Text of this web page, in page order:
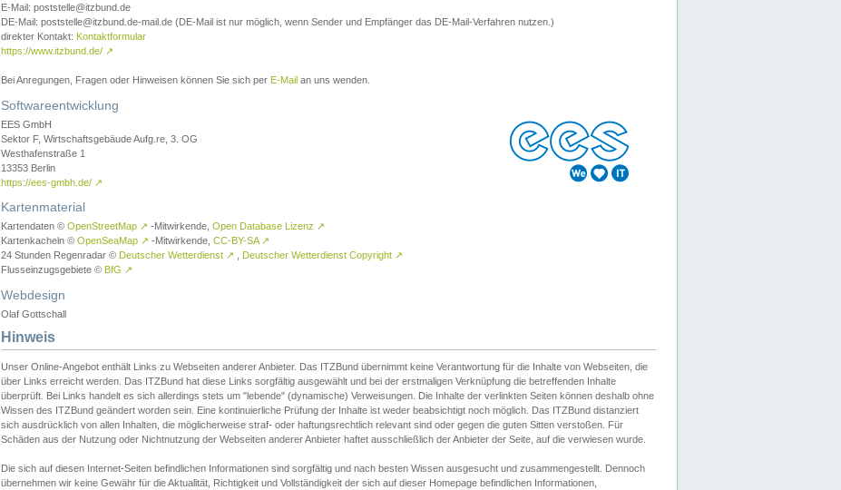
E-Mail: poststelle@itzbund.de
DE-Mail: poststelle@itzbund.de-mail.de (DE-Mail ist nur möglich, wenn Sender und Empfänger das DE-Mail-Verfahren nutzen.)
direkter Kontakt: Kontaktformular
https://www.itzbund.de/ ↗
Bei Anregungen, Fragen oder Hinweisen können Sie sich per E-Mail an uns wenden.
Softwareentwicklung
EES GmbH
Sektor F, Wirtschaftsgebäude Aufg.re, 3. OG
Westhafenstraße 1
13353 Berlin
https://ees-gmbh.de/ ↗
Kartenmaterial
Kartendaten © OpenStreetMap ↗ -Mitwirkende, Open Database Lizenz ↗
Kartenkacheln © OpenSeaMap ↗ -Mitwirkende, CC-BY-SA ↗
24 Stunden Regenradar © Deutscher Wetterdienst ↗ Deutscher Wetterdienst Copyright ↗
Flusseinzugsgebiete © BfG ↗
Webdesign
Olaf Gottschall
Hinweis
Unser Online-Angebot enthält Links zu Webseiten anderer Anbieter. Das ITZBund übernimmt keine Verantwortung für die Inhalte von Webseiten, die
über Links erreicht werden. Das ITZBund hat diese Links sorgfältig ausgewählt und bei der erstmaligen Verknüpfung die betreffenden Inhalte
überprüft. Bei Links handelt es sich allerdings stets um "lebende" (dynamische) Verweisungen. Die Inhalte der verlinkten Seiten können deshalb ohne
Wissen des ITZBund geändert worden sein. Eine kontinuierliche Prüfung der Inhalte ist weder beabsichtigt noch möglich. Das ITZBund distanziert
sich ausdrücklich von allen Inhalten, die möglicherweise straf- oder haftungsrechtlich relevant sind oder gegen die guten Sitten verstoßen. Für
Schäden aus der Nutzung oder Nichtnutzung der Webseiten anderer Anbieter haftet ausschließlich der Anbieter der Seite, auf die verwiesen wurde.
Die sich auf diesen Internet-Seiten befindlichen Informationen sind sorgfältig und nach besten Wissen ausgesucht und zusammengestellt. Dennoch
übernehmen wir keine Gewähr für die Aktualität, Richtigkeit und Vollständigkeit der sich auf dieser Homepage befindlichen Informationen,